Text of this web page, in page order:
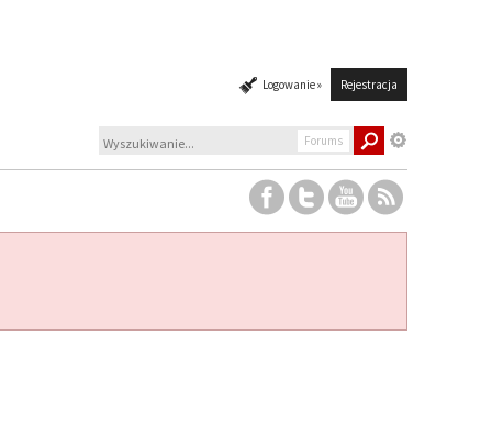
Logowanie » Rejestracja
Forums